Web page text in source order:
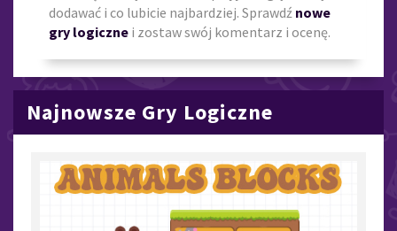
dodawać i co lubicie najbardziej. Sprawdź nowe
gry logiczne i zostaw swój komentarz i ocenę.
Najnowsze Gry Logiczne